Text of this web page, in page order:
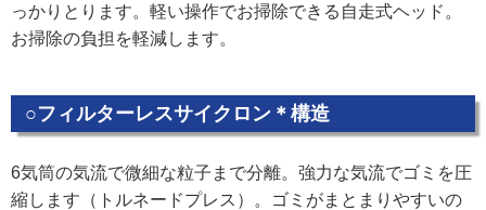
っかりとります。軽い操作でお掃除できる自走式ヘッド。
お掃除の負担を軽減します。
○フィルターレスサイクロン＊構造
6気筒の気流で微細な粒子まで分離。強力な気流でゴミを圧
縮します（トルネードプレス）。ゴミがまとまりやすいの